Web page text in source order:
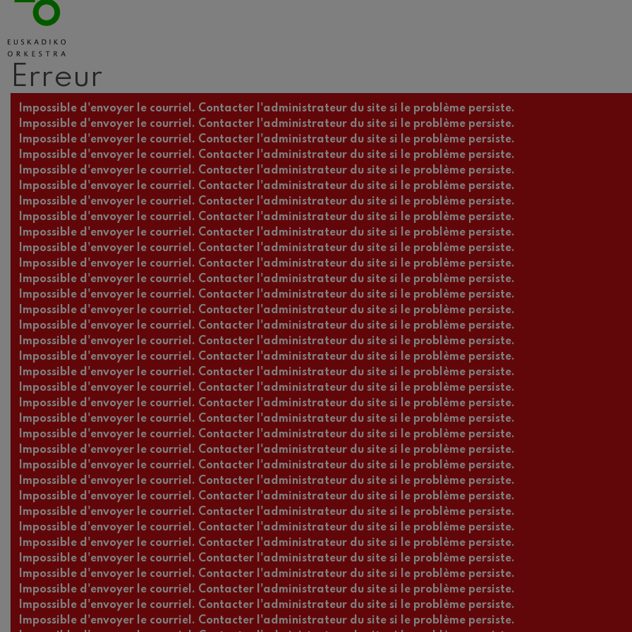
Erreur
Message d'erreur
Impossible d'envoyer le courriel. Contacter l'administrateur du site si le problème persiste.
Impossible d'envoyer le courriel. Contacter l'administrateur du site si le problème persiste.
Impossible d'envoyer le courriel. Contacter l'administrateur du site si le problème persiste.
Impossible d'envoyer le courriel. Contacter l'administrateur du site si le problème persiste.
Impossible d'envoyer le courriel. Contacter l'administrateur du site si le problème persiste.
Impossible d'envoyer le courriel. Contacter l'administrateur du site si le problème persiste.
Impossible d'envoyer le courriel. Contacter l'administrateur du site si le problème persiste.
Impossible d'envoyer le courriel. Contacter l'administrateur du site si le problème persiste.
Impossible d'envoyer le courriel. Contacter l'administrateur du site si le problème persiste.
Impossible d'envoyer le courriel. Contacter l'administrateur du site si le problème persiste.
Impossible d'envoyer le courriel. Contacter l'administrateur du site si le problème persiste.
Impossible d'envoyer le courriel. Contacter l'administrateur du site si le problème persiste.
Impossible d'envoyer le courriel. Contacter l'administrateur du site si le problème persiste.
Impossible d'envoyer le courriel. Contacter l'administrateur du site si le problème persiste.
Impossible d'envoyer le courriel. Contacter l'administrateur du site si le problème persiste.
Impossible d'envoyer le courriel. Contacter l'administrateur du site si le problème persiste.
Impossible d'envoyer le courriel. Contacter l'administrateur du site si le problème persiste.
Impossible d'envoyer le courriel. Contacter l'administrateur du site si le problème persiste.
Impossible d'envoyer le courriel. Contacter l'administrateur du site si le problème persiste.
Impossible d'envoyer le courriel. Contacter l'administrateur du site si le problème persiste.
Impossible d'envoyer le courriel. Contacter l'administrateur du site si le problème persiste.
Impossible d'envoyer le courriel. Contacter l'administrateur du site si le problème persiste.
Impossible d'envoyer le courriel. Contacter l'administrateur du site si le problème persiste.
Impossible d'envoyer le courriel. Contacter l'administrateur du site si le problème persiste.
Impossible d'envoyer le courriel. Contacter l'administrateur du site si le problème persiste.
Impossible d'envoyer le courriel. Contacter l'administrateur du site si le problème persiste.
Impossible d'envoyer le courriel. Contacter l'administrateur du site si le problème persiste.
Impossible d'envoyer le courriel. Contacter l'administrateur du site si le problème persiste.
Impossible d'envoyer le courriel. Contacter l'administrateur du site si le problème persiste.
Impossible d'envoyer le courriel. Contacter l'administrateur du site si le problème persiste.
Impossible d'envoyer le courriel. Contacter l'administrateur du site si le problème persiste.
Impossible d'envoyer le courriel. Contacter l'administrateur du site si le problème persiste.
Impossible d'envoyer le courriel. Contacter l'administrateur du site si le problème persiste.
Impossible d'envoyer le courriel. Contacter l'administrateur du site si le problème persiste.